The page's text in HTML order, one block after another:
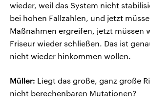
wieder, weil das System nicht
bei hohen Fallzahlen, und jetzt
Maßnahmen ergreifen, jetzt müssen
Friseur wieder schließen. Das ist
nicht wieder hinkommen wollen.
Müller: Liegt das große, ganz große
nicht berechenbaren Mutationen?